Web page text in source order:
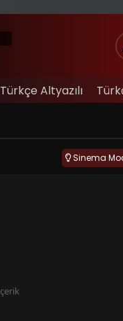
Türkçe Altyazılı
Sinema